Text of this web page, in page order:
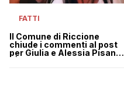
FATTI
Il Comune di Riccione
chiude i commenti al post
per Giulia e Alessia Pisano: